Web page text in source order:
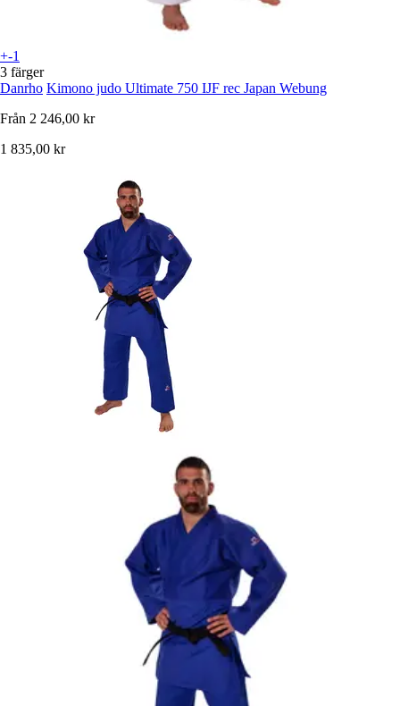
+-1
3 färger
Danrho Kimono judo Ultimate 750 IJF rec Japan Webung
Från 2 246,00 kr
1 835,00 kr